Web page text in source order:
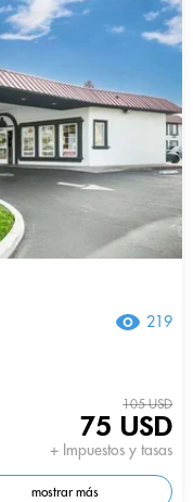
219
105 USD
75 USD
+ Impuestos y tasas
mostrar más